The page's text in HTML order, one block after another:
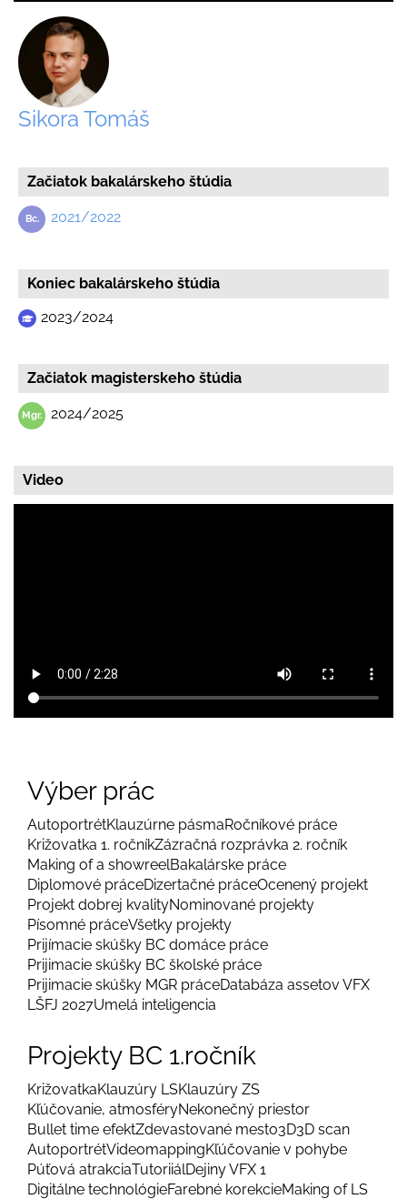
Sikora Tomáš
Začiatok bakalárskeho štúdia
2021/2022
Koniec bakalárskeho štúdia
2023/2024
Začiatok magisterskeho štúdia
2024/2025
Video
Výber prác
AutoportrétKlauzúrne pásmaRočníkové práce
Križovatka 1. ročníkZázračná rozprávka 2. ročník
Making of a showreelBakalárske práce
Diplomové práceDizertačné práceOcenený projekt
Projekt dobrej kvalityNominované projekty
Písomné práceVšetky projekty
Prijímacie skúšky BC domáce práce
Prijimacie skúšky BC školské práce
Prijimacie skúšky MGR práceDatabáza assetov VFX
LŠFJ 2027Umelá inteligencia
Projekty BC 1.ročník
KrižovatkaKlauzúry LSKlauzúry ZS
Kľúčovanie, atmosféryNekonečný priestor
Bullet time efektZdevastované mesto3D3D scan
AutoportrétVideomappingKľúčovanie v pohybe
Púťová atrakciaTutoriiálDejiny VFX 1
Digitálne technológieFarebné korekcieMaking of LS